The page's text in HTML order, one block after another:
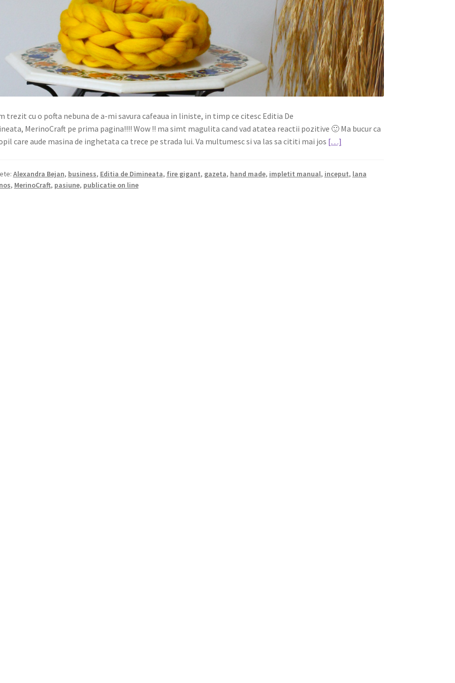
trezit cu o pofta nebuna de a-mi savura cafeaua in liniste, in timp ce citesc Editia De
MerinoCraft pe prima pagina!!!! Wow !! ma simt magulita cand vad atatea reactii pozitive 🙂 Ma bucur ca
care aude masina de inghetata ca trece pe strada lui. Va multumesc si va las sa cititi mai jos […]
Alexandra Bejan, business, Editia de Dimineata, fire gigant, gazeta, hand made, impletit manual, inceput, lana
, MerinoCraft, pasiune, publicatie on line